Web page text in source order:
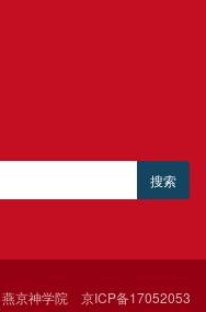
京神学院 京ICP备17052053